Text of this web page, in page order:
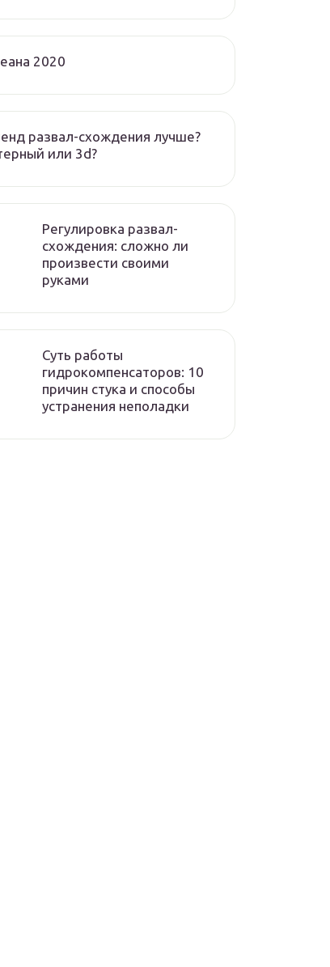
2020
развал-схождения лучше?
или 3d?
Регулировка развал-
схождения: сложно ли
произвести своими
руками
Суть работы
гидрокомпенсаторов: 10
причин стука и способы
устранения неполадки